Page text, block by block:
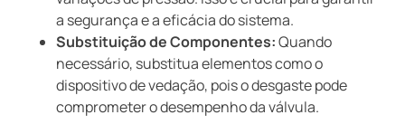
a segurança e a eficácia do sistema.
Substituição de Componentes:Quando
necessário, substitua elementos como o
dispositivo de vedação, pois o desgaste pode
comprometer o desempenho da válvula.